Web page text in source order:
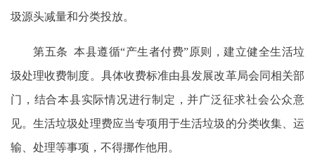
圾源头减量和分类投放。
第五条 本县遵循“产生者付费”原则，建立健全生活垃
圾处理收费制度。具体收费标准由县发展改革局会同相关部
门，结合本县实际情况进行制定，并广泛征求社会公众意
见。生活垃圾处理费应当专项用于生活垃圾的分类收集、运
输、处理等事项，不得挪作他用。